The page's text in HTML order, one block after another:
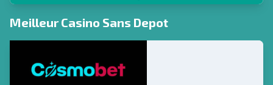
Meilleur Casino Sans Depot